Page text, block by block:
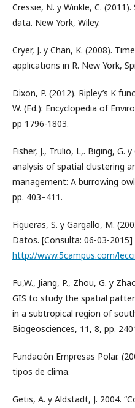
Cressie, N. y Winkle, C.
data. New York, Wiley.
Cryer, J. y Chan, K. (2008).
applications in R. New York,
Dixon, P. (2012). Ripley’s K
W. (Ed.): Encyclopedia of
pp 1796-1803.
Fisher, J., Trulio, L,. Biging, G.
analysis of spatial clustering
management: A burrowing
pp. 403–411.
Figueras, S. y Gargallo, M.
Datos. [Consulta: 06-03-2015]
http://www.5campus.com/
Fu,W., Jiang, P., Zhou, G. y
GIS to study the spatial
in a subtropical region of
Biogeosciences, 11, 8, pp.
Fundación Empresas Polar.
tipos de clima.
Getis, A. y Aldstadt, J. 2004.